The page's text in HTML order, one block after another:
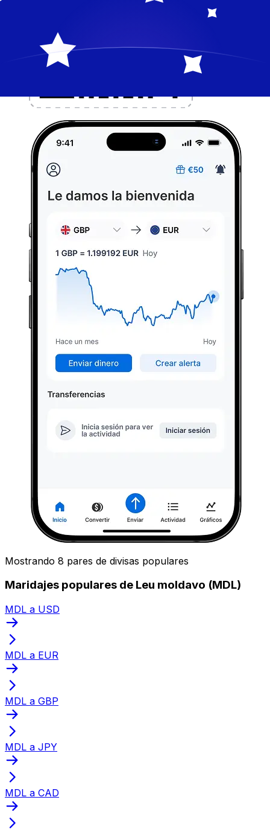
Mostrando 8 pares de divisas populares
Maridajes populares de Leu moldavo (MDL)
MDL a USD
MDL a EUR
MDL a GBP
MDL a JPY
MDL a CAD